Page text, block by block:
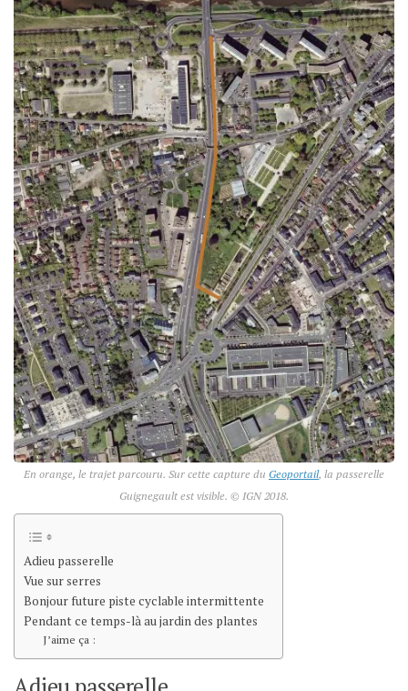
En orange, le trajet parcouru. Sur cette capture du Geoportail, la passerelle
Guignegault est visible. © IGN 2018.
Adieu passerelle
Vue sur serres
Bonjour future piste cyclable intermittente
Pendant ce temps-là au jardin des plantes
J’aime ça :